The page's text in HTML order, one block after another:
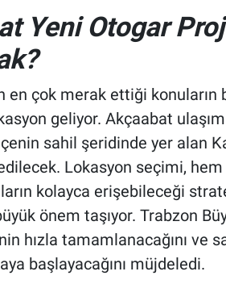
Yeni Otogar
en çok merak ettiği konuların
geliyor. Akçaabat
sahil şeridinde yer alan
Lokasyon seçimi,
kolayca erişebileceği
önem taşıyor. Trabzon
hızla tamamlanacağını ve
başlayacağını müjdeledi.